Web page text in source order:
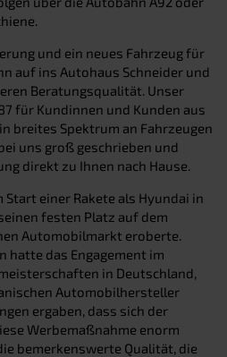
und ein neues Fahrzeug für
auf ins Autohaus Schneider und
Beratungsqualität. Unser
für Kundinnen und Kunden aus
breites Spektrum an Fahrzeugen
uns groß geschrieben und
direkt zu Ihnen nach Hause.
Start einer Rakete als Hyundai in
festen Platz auf dem
Automobilmarkt eroberte.
hatte das Engagement im
in Deutschland,
Automobilhersteller
ergaben, dass sich der
Werbemaßnahme enorm
bemerkenswerte Qualität, die